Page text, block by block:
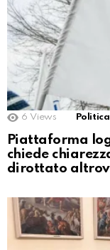
6 Views Politica
Piattaforma
chiede
dirottato